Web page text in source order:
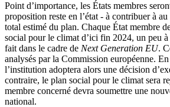
Point d’importance, les États membres
proposition reste en l’état - à contribuer à
total estimé du plan. Chaque État membre
social pour le climat d’ici fin 2024, un peu à
fait dans le cadre de Next Generation EU.
analysés par la Commission européenne.
l’institution adoptera alors une décision
contraire, le plan social pour le climat sera
membre concerné devra soumettre une
national.